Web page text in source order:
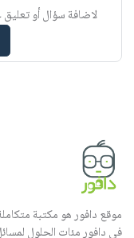
ي
لاضافة سؤال أو
موقع دافور هو مكتبة
في دافور مئات الحلول